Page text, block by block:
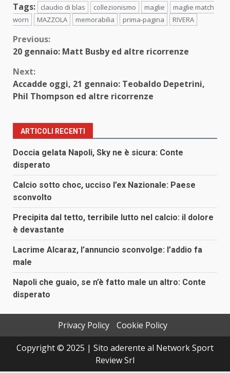
Tags: claudio di blas collezionismo maglie
maglie match
worn
MAZZOLA memorabilia prima-pagina RIVERA
Continue
Reading
Previous:
20 gennaio: Matt Busby ed altre ricorrenze
Next:
Accadde oggi, 21 gennaio: Teobaldo Depetrini,
Phil Thompson ed altre ricorrenze
ARTICOLI RECENTI
Doccia gelata Napoli, Sky ne è sicura: Conte
disperato
Calcio sotto choc, ucciso l’ex Nazionale: Paese
sconvolto
Precipita dal tetto, terribile lutto nel calcio: il dolore
è devastante
Lacrime Alcaraz, l’annuncio sconvolge: l’addio fa
male
Napoli che guaio, se n’è fatto male un altro: Conte
disperato
Privacy Policy
Cookie Policy
Copyright © 2025 | Sito aderente al Network Sport
Review Srl